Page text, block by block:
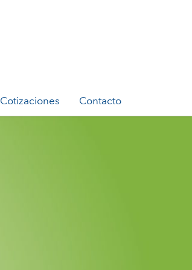
Cotizaciones Contacto